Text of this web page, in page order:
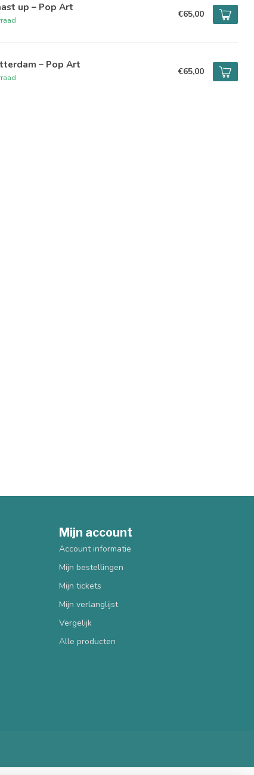
up – Pop Art
€65,00
– Pop Art
€65,00
Mijn account
Account informatie
Mijn bestellingen
Mijn tickets
Mijn verlanglijst
Vergelijk
Alle producten